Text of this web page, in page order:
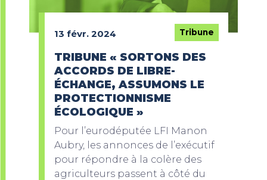
13 févr. 2024 Tribune
TRIBUNE « SORTONS DES
ACCORDS DE LIBRE-
ÉCHANGE, ASSUMONS LE
PROTECTIONNISME
ÉCOLOGIQUE »
Pour l’eurodéputée LFI Manon
Aubry, les annonces de l’exécutif
pour répondre à la colère des
agriculteurs passent à côté du